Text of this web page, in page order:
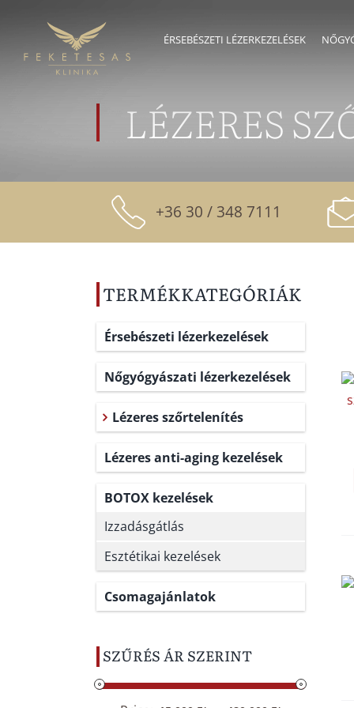
ÉRSEBÉSZETI LÉZERKEZELÉSEK
LÉZERES
+36 30 / 348 7111
TERMÉKKATEGÓRIÁK
Érsebészeti lézerkezelések
Nőgyógyászati lézerkezelések
Lézeres szőrtelenítés
Lézeres anti-aging kezelések
BOTOX kezelések
Izzadásgátlás
Esztétikai kezelések
Csomagajánlatok
SZŰRÉS ÁR SZERINT